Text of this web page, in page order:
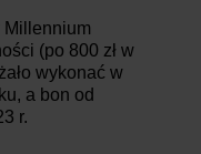
Millennium
(po 800 zł w
wykonać w
a bon od
r.